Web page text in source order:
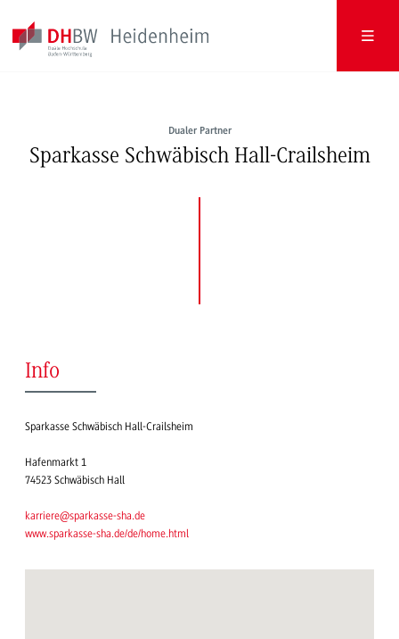
Dualer Partner
Sparkasse Schwäbisch Hall-Crailsheim
Info
Sparkasse Schwäbisch Hall-Crailsheim
Hafenmarkt 1
74523 Schwäbisch Hall
karriere@sparkasse-sha.de
www.sparkasse-sha.de/de/home.html